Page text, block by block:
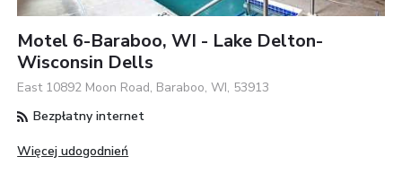
Motel 6-Baraboo, WI - Lake Delton-
Wisconsin Dells
East 10892 Moon Road, Baraboo, WI, 53913
Bezpłatny internet
Więcej udogodnień